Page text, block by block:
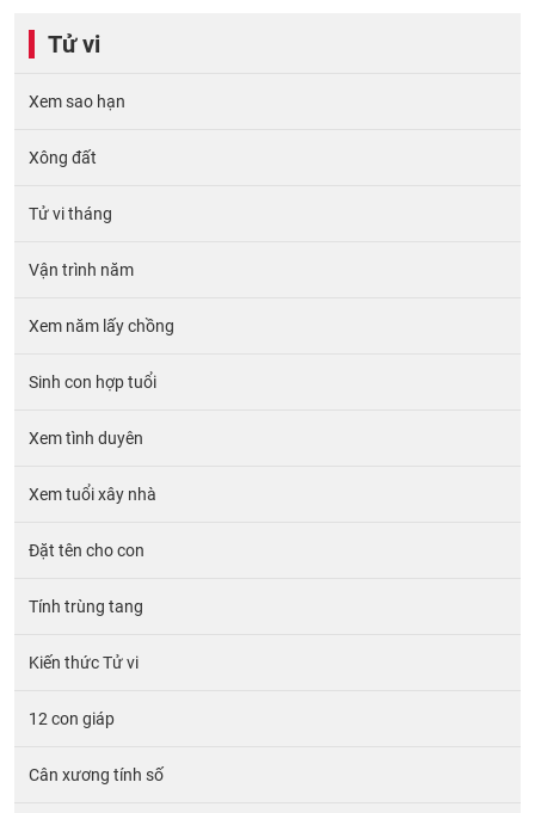
Tử vi
Xem sao hạn
Xông đất
Tử vi tháng
Vận trình năm
Xem năm lấy chồng
Sinh con hợp tuổi
Xem tình duyên
Xem tuổi xây nhà
Đặt tên cho con
Tính trùng tang
Kiến thức Tử vi
12 con giáp
Cân xương tính số